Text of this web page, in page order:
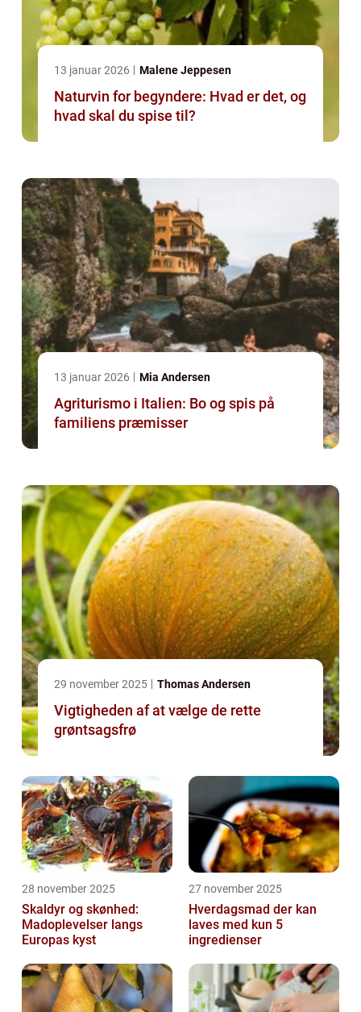
13 januar 2026 Malene Jeppesen
Naturvin for begyndere: Hvad er det, og
hvad skal du spise til?
13 januar 2026 Mia Andersen
Agriturismo i Italien: Bo og spis på
familiens præmisser
29 november 2025 Thomas Andersen
Vigtigheden af at vælge de rette
grøntsagsfrø
28 november 2025
Skaldyr og skønhed:
Madoplevelser langs
Europas kyst
27 november 2025
Hverdagsmad der kan
laves med kun 5
ingredienser